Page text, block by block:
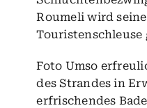
Roumeli wird
Touristenschleuse
Foto Umso
des Strandes in
erfrischendes